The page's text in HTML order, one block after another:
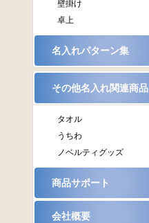
壁掛け
卓上
名入れパターン集
その他名入れ関連商品
タオル
うちわ
ノベルティグッズ
商品サポート
会社概要